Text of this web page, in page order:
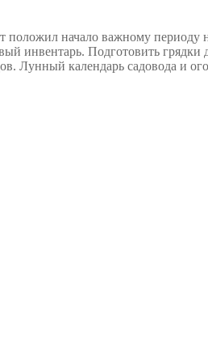
начало важному периоду
инвентарь. Подготовить грядки
Лунный календарь садовода и